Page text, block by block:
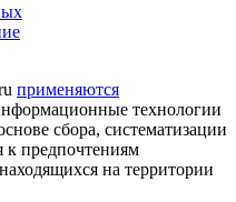
применяются
технологии
сбора, систематизации
к предпочтениям
на территории